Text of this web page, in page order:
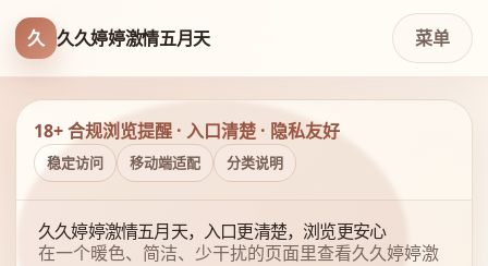
久 久久婷婷激情五月天 菜单
18+ 合规浏览提醒 · 入口清楚 · 隐私友好
稳定访问 移动端适配 分类说明
久久婷婷激情五月天，入口更清楚，浏览更安心
在一个暖色、简洁、少干扰的页面里查看久久婷婷激